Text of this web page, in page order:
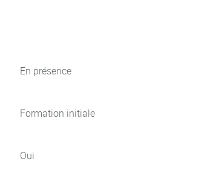
En présence
Formation initiale
Oui